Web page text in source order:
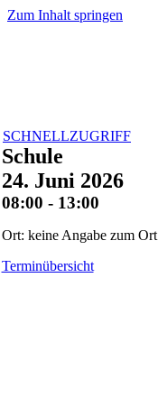
Zum Inhalt springen
SCHNELLZUGRIFF
Schule
24. Juni 2026
08:00 - 13:00
Ort: keine Angabe zum Ort
Terminübersicht